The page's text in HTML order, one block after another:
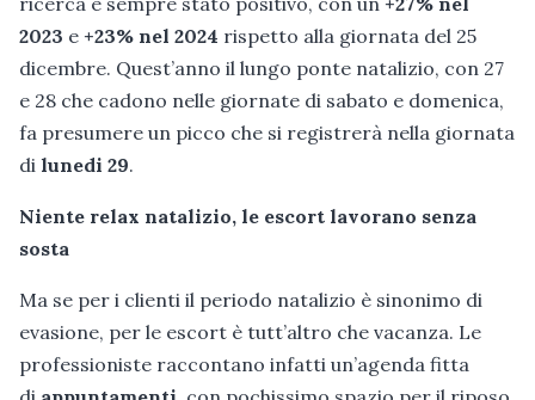
2023 e +23% nel 2024 rispetto alla giornata del 25
dicembre. Quest’anno il lungo ponte natalizio, con 27
e 28 che cadono nelle giornate di sabato e domenica,
fa presumere un picco che si registrerà nella giornata
di lunedi 29.
Niente relax natalizio, le escort lavorano senza
sosta
Ma se per i clienti il periodo natalizio è sinonimo di
evasione, per le escort è tutt’altro che vacanza. Le
professioniste raccontano infatti un’agenda fitta